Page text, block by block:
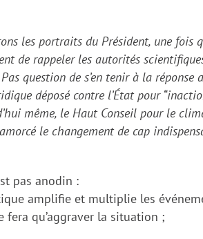
les portraits du Président, une fois
de rappeler les autorités
Pas question de s’en tenir à la
déposé contre l’État pour
même, le Haut Conseil pour le
le changement de cap
pas anodin :
amplifie et multiplie les
qu’aggraver la situation ;